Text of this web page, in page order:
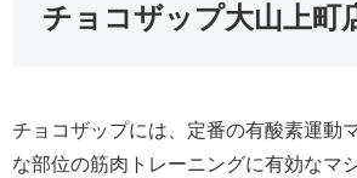
チョコザップ大山上町
チョコザップには、定番の有酸素運動
な部位の筋肉トレーニングに有効なマ